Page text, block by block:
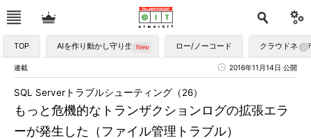
TOP AIを作り動かし守り生かす ロー/ノーコード クラウドネイ
連載 2016年11月14日 公開
もっと危機的なトランザクションログの拡張エラ
ーが発生した（ファイル管理トラブル）
SQL Serverトラブルシューティング（26）